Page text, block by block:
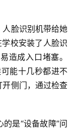
脸识别机带给她
校安装了人脸识
造成入口堵塞。
能十几秒都进不
侧门，通过检查
是“设备故障”问